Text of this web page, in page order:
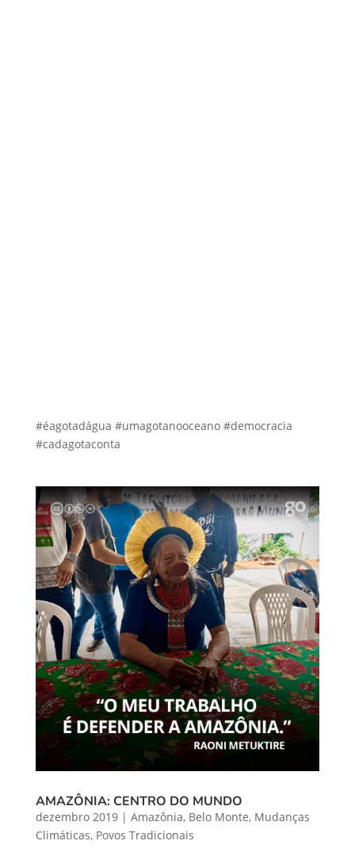
#éagotadágua #umagotanooceano #democracia
#cadagotaconta
AMAZÔNIA: CENTRO DO MUNDO
dezembro 2019| Amazônia, Belo Monte, Mudanças
Climáticas, Povos Tradicionais